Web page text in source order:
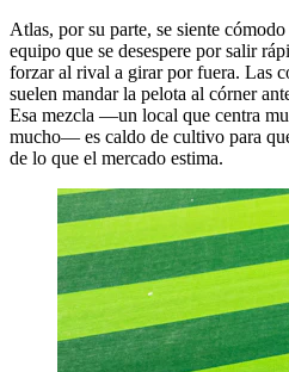
Atlas, por su parte, se siente
equipo que se desespere por salir
forzar al rival a girar por fuera. Las
suelen mandar la pelota al córner
Esa mezcla —un local que centra
mucho— es caldo de cultivo para
de lo que el mercado estima.